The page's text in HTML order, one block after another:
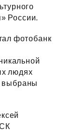
России.
фотобанк
людях
выбраны